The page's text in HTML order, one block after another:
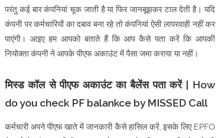
परंतु कई बार कंपनियां चूक जाती है या फिर जानबूझकर टाल देती है। यदि
कंपनी पर कर्मचारियों का दबाव बना रहे तो कंपनियां ऐसी लापरवाही नहीं कर
पाएंगी। आइए हम आपको बताते हैं कि आप कैसे पता करें कि आपकी
नियोक्ता कंपनी ने आपके पीएफ अकाउंट में पैसा जमा कराया या नहीं।
मिस्ड कॉल से पीएफ अकाउंट का बैलेंस पता करें | How
do you check PF balankce by MISSED Call
कर्मचारी अपने पीएफ खाते में जानकारी कैसे हासिल करें, इसके लिए EPFO